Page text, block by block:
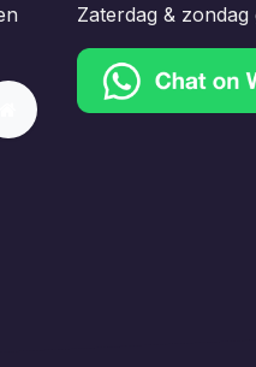
Zaterdag & zondag